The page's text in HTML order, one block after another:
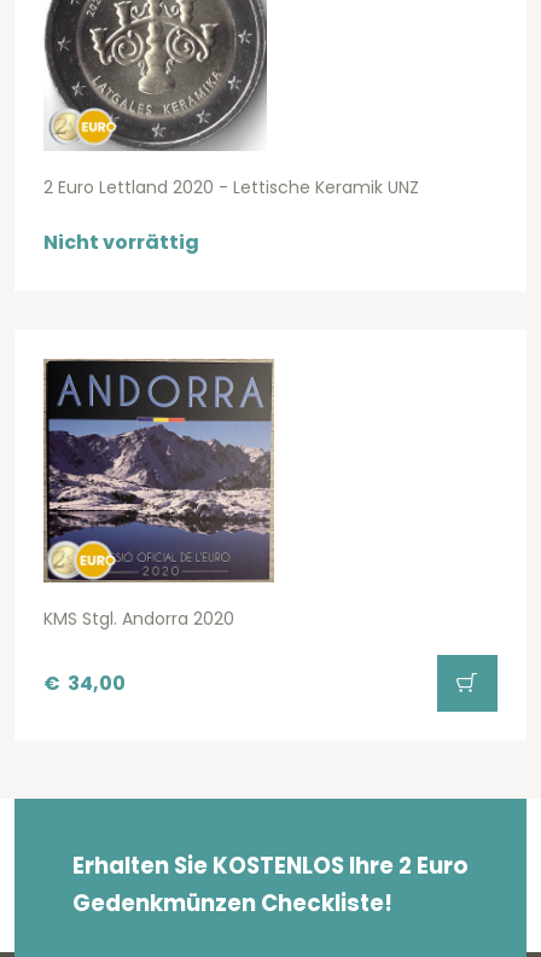
2 Euro Lettland 2020 - Lettische Keramik UNZ
Nicht vorrättig
KMS Stgl. Andorra 2020
€ 34,00
Erhalten Sie KOSTENLOS Ihre 2 Euro
Gedenkmünzen Checkliste!